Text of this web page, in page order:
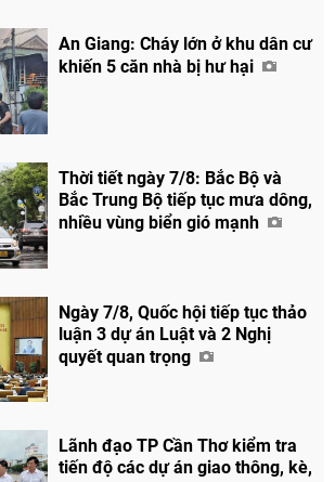
An Giang: Cháy lớn ở khu dân cư
khiến 5 căn nhà bị hư hại
Thời tiết ngày 7/8: Bắc Bộ và
Bắc Trung Bộ tiếp tục mưa dông,
nhiều vùng biển gió mạnh
Ngày 7/8, Quốc hội tiếp tục thảo
luận 3 dự án Luật và 2 Nghị
quyết quan trọng
Lãnh đạo TP Cần Thơ kiểm tra
tiến độ các dự án giao thông, kè,